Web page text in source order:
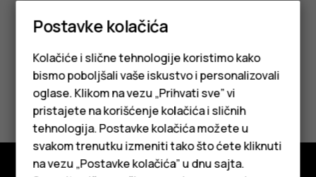
Pametni telefoni
Da li vam je ovo bilo korisno?
Da Ne
Postavke kolačića
Kolačiće i slične tehnologije koristimo kako
bismo poboljšali vaše iskustvo i personalizovali
oglase. Klikom na vezu „Prihvati sve” vi
pristajete na korišćenje kolačića i sličnih
tehnologija. Postavke kolačića možete u
svakom trenutku izmeniti tako što ćete kliknuti
na vezu „Postavke kolačića” u dnu sajta.